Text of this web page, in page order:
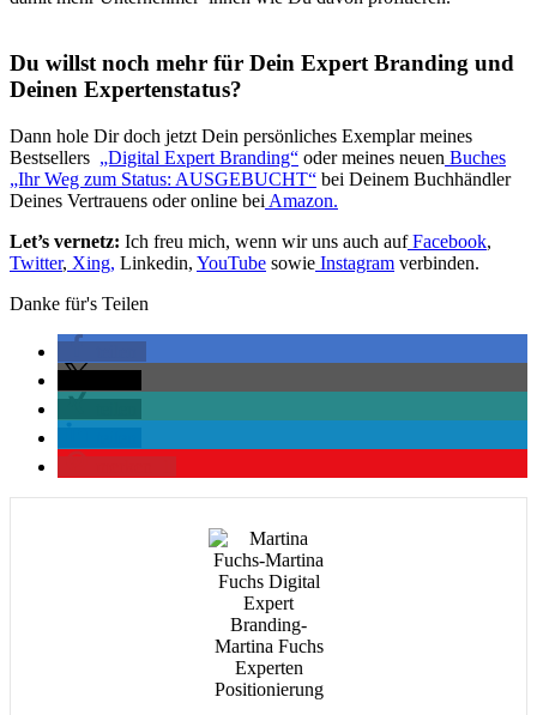
Du willst noch mehr für Dein Expert Branding und
Deinen Expertenstatus?
Dann hole Dir doch jetzt Dein persönliches Exemplar meines
Bestsellers „Digital Expert Branding“ oder meines neuen Buches
„Ihr Weg zum Status: AUSGEBUCHT“ bei Deinem Buchhändler
Deines Vertrauens oder online bei Amazon.
Let’s vernetz: Ich freu mich, wenn wir uns auch aufFacebook,
Twitter, Xing, Linkedin, YouTube sowie Instagram verbinden.
Danke für's Teilen